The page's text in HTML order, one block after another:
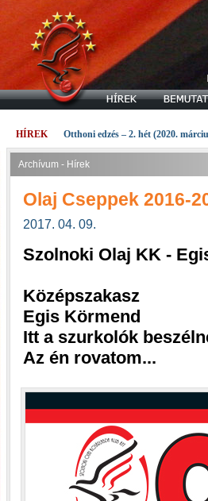
HÍREK Otthoni edzés – 2. hét (2020.
Archívum - Hírek
Olaj Cseppek 2016-
2017. 04. 09.
Szolnoki Olaj KK -
Középszakasz
Egis Körmend
Itt a szurkolók
Az én rovatom...